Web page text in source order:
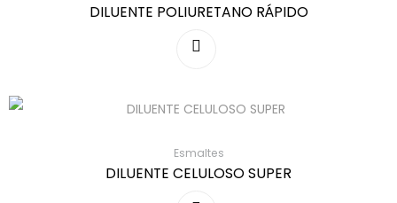
DILUENTE POLIURETANO RÁPIDO
Esmaltes
DILUENTE CELULOSO SUPER